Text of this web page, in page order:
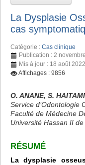
La Dysplasie
cas
Catégorie : Cas clinique
Publication : 2
Mis à jour : 18 août 2022
Affichages : 9856
O. ANANE, S.
Service d’Odontologie
Faculté de Médecine
Université Hassan II
RÉSUMÉ
La dysplasie